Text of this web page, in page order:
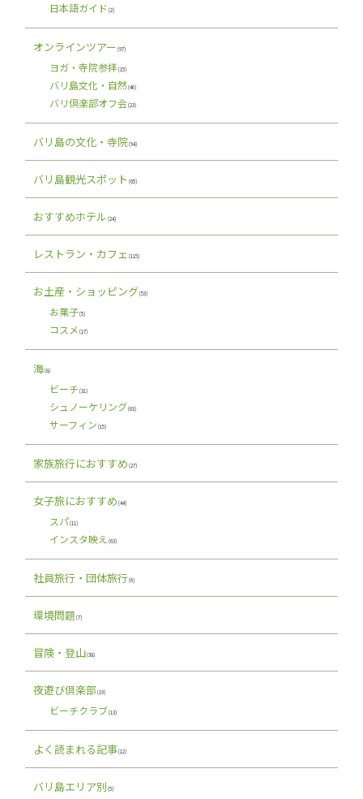
日本語ガイド (2)
オンラインツアー (97)
ヨガ・寺院参拝 (15)
バリ島文化・自然(46)
バリ倶楽部オフ会(23)
バリ島の文化・寺院(94)
バリ島観光スポット (65)
おすすめホテル (24)
レストラン・カフェ (115)
お土産・ショッピング(53)
お菓子(5)
コスメ (17)
海(8)
ビーチ(31)
シュノーケリング(63)
サーフィン (15)
家族旅行におすすめ (27)
女子旅におすすめ (44)
スパ(11)
インスタ映え (63)
社員旅行・団体旅行(6)
環境問題 (7)
冒険・登山(38)
夜遊び倶楽部 (19)
ビーチクラブ(13)
よく読まれる記事(12)
バリ島エリア別 (5)